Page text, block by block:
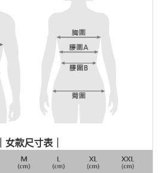
｜女款尺寸表｜